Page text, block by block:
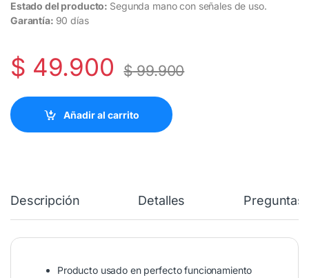
Estado del producto: Segunda mano con señales de uso.
Garantía: 90 días
$ 49.900 $99.900
Añadir al carrito
Descripción Detalles Preguntas
Producto usado en perfecto funcionamiento